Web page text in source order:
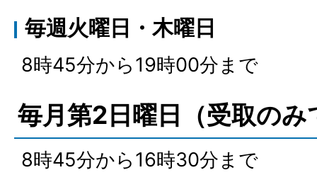
毎週火曜日・木曜日
8時45分から19時00分まで
毎月第2日曜日（受取のみ
8時45分から16時30分まで